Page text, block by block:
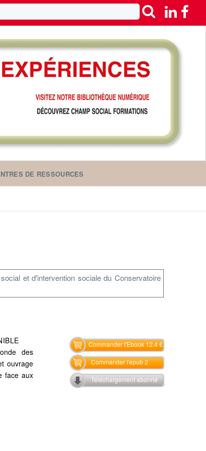
DE RESSOURCES
et d'intervention sociale du Conservatoire
des
ouvrage
face aux
Commander l'Ebook 12.4 €
Commander l'epub 2
Téléchargement abonné